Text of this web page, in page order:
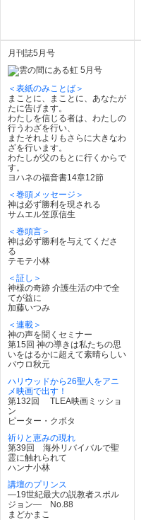
月刊誌5月号
＜表紙のみことば＞
まことに、まことに、あなたが
たに告げます。
わたしを信じる者は、わたしの
行うわざを行い、
またそれよりもさらに大きなわ
ざを行います。
わたしが父のもとに行くからで
す。
ヨハネの福音書14章12節
＜巻頭メッセージ＞
神は必ず勝利を現される
サムエル笠原信生
＜巻頭言＞
神は必ず勝利を与えてくださ
る
テモテ小林
＜証し＞
神様の奇跡 介護生活の中で全
てが益に
加藤いつみ
＜連載＞
神の声を聞くセミナー
第15回 神の導きは私たちの思
いをはるかに超えて素晴らしい
パウロ秋元
ハリウッドから26聖人をアニ
メ映画で出す！
第132回 TLEA映画ミッショ
ン
ピーター・クボタ
祈りと恵みの現れ
第39回 海外リバイバルで聖
霊に触れられて
ハンナ小林
講壇のプリンス
―19世紀最大の説教者スポル
ジョン― No.88
まどかまこ